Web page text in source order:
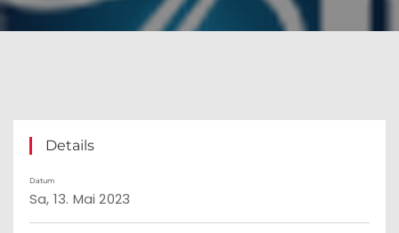
Details
Datum
Sa, 13. Mai 2023